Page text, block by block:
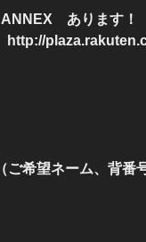
あります！
望ネーム、背番